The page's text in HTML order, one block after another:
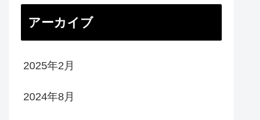
アーカイブ
2025年2月
2024年8月